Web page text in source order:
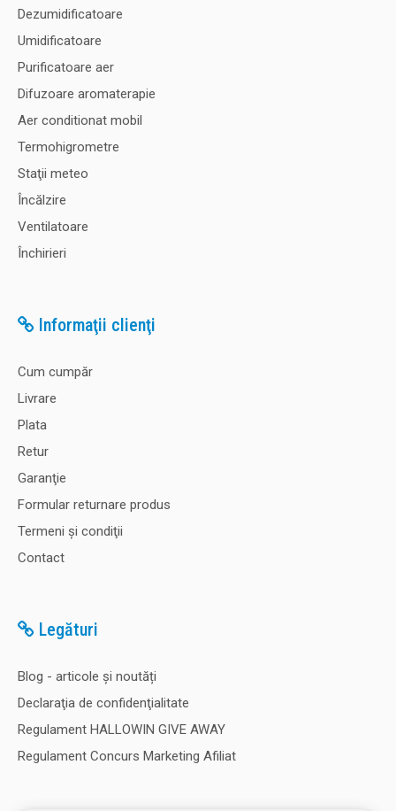
Dezumidificatoare
Umidificatoare
Purificatoare aer
Difuzoare aromaterapie
Aer conditionat mobil
Termohigrometre
Staţii meteo
Încălzire
Ventilatoare
Închirieri
Informaţii clienţi
Cum cumpăr
Livrare
Plata
Retur
Garanţie
Formular returnare produs
Termeni şi condiţii
Contact
Legături
Blog - articole și noutăți
Declaraţia de confidenţialitate
Regulament HALLOWIN GIVE AWAY
Regulament Concurs Marketing Afiliat